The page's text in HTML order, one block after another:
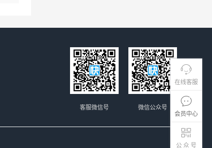
在线客服
会员中心
公 众 号
微信公众号
客服微信号